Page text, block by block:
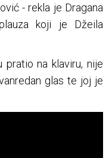
- rekla je Dragana
koji je Džeila
na klaviru, nije
glas te joj je